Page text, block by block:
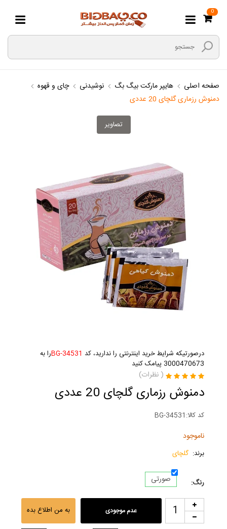
0
صفحه اصلی هایپر مارکت بیگ بگ نوشیدنی
چای و قهوه
دمنوش رزماری گلچای 20 عددی
تصاویر
درصورتیکه شرایط خرید اینترنتی را ندارید، کد BG-34531را به
3000470673 پیامک کنید
( نظرات)
دمنوش رزماری گلچای 20 عددی
کد کالا:BG-34531
ناموجود
برند: گلچای
رنگ: صورتی
عدم موجودی به من اطلاع بده